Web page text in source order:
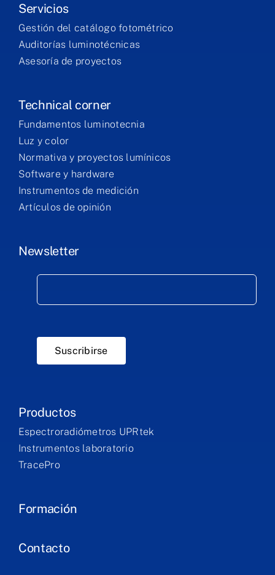
Servicios
Gestión del catálogo fotométrico
Auditorías luminotécnicas
Asesoría de proyectos
Technical corner
Fundamentos luminotecnia
Luz y color
Normativa y proyectos lumínicos
Software y hardware
Instrumentos de medición
Artículos de opinión
Newsletter
Suscribirse
Productos
Espectroradiómetros UPRtek
Instrumentos laboratorio
TracePro
Formación
Contacto